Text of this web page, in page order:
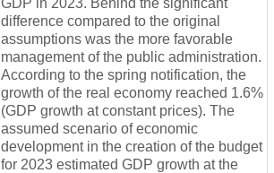
difference compared to the original
assumptions was the more favorable
management of the public administration.
According to the spring notification, the
growth of the real economy reached 1.6%
(GDP growth at constant prices). The
assumed scenario of economic
development in the creation of the budget
for 2023 estimated GDP growth at the